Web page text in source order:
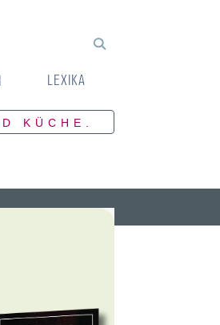
LEXIKA
KÜCHE.